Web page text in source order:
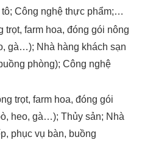
Công nghệ thực phẩm;…
farm hoa, đóng gói nông
gà…); Nhà hàng khách sạn
phòng); Công nghệ
trọt, farm hoa, đóng gói
heo, gà…); Thủy sản; Nhà
phục vụ bàn, buồng